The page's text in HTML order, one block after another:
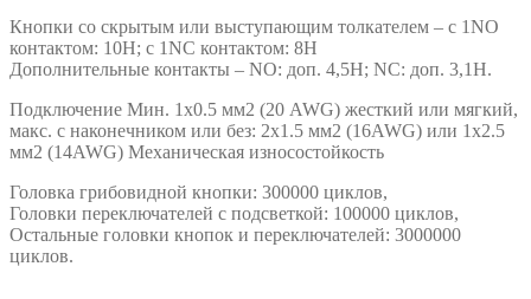
Кнопки со скрытым или выступающим толкателем – с 1NO
контактом: 10Н; с 1NC контактом: 8Н
Дополнительные контакты – NO: доп. 4,5Н; NC: доп. 3,1Н.
Подключение Мин. 1х0.5 мм2 (20 AWG) жесткий или мягкий,
макс. c наконечником или без: 2х1.5 мм2 (16AWG) или 1х2.5
мм2 (14AWG) Механическая износостойкость
Головка грибовидной кнопки: 300000 циклов,
Головки переключателей с подсветкой: 100000 циклов,
Остальные головки кнопок и переключателей: 3000000
циклов.